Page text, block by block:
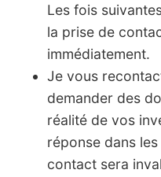
Les fois
la prise de
immédiatement.
Je vous
demander des
réalité de vos
réponse dans
contact sera